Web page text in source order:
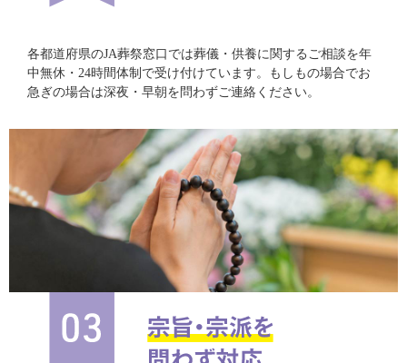
各都道府県のJA葬祭窓口では葬儀・供養に関するご相談を年
中無休・24時間体制で受け付けています。もしもの場合でお
急ぎの場合は深夜・早朝を問わずご連絡ください。